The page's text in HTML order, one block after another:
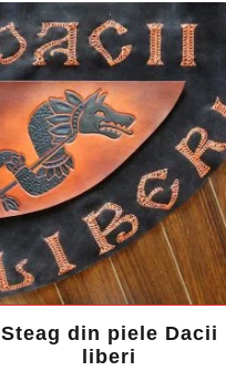
Steag din piele Dacii
liberi